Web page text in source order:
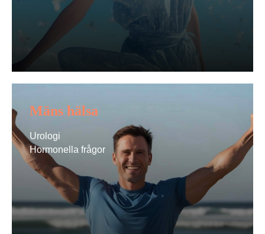
Mäns hälsa
Urologi
Hormonella frågor